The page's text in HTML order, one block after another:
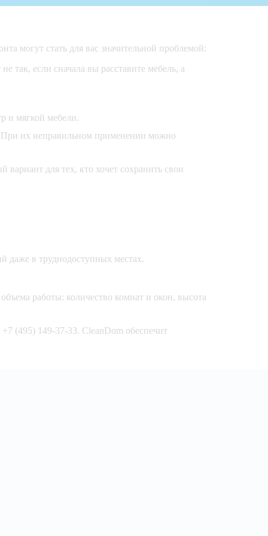
могут стать для вас значительной проблемой:
так, если сначала вы расставите мебель, а
и мягкой мебели.
При их неправильном применении можно
для тех, кто хочет сохранить свои
даже в труднодоступных местах.
работы: количество комнат и окон, высота
(495) 149-37-33. CleanDom обеспечит